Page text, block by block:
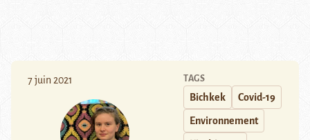
7 juin 2021 TAGS
Bichkek Covid-19
Environnement